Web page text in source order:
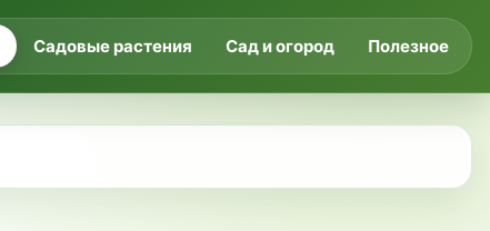
Садовые растения Сад и огород Полезное